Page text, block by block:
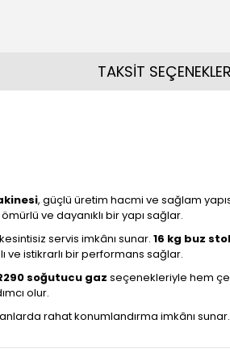
, güçlü üretim hacmi ve sağlam
ve dayanıklı bir yapı sağlar.
servis imkânı sunar. 16 kg buz
ve istikrarlı bir performans sağlar.
soğutucu gaz seçenekleriyle hem
olur.
rahat konumlandırma imkânı
TAKSİT